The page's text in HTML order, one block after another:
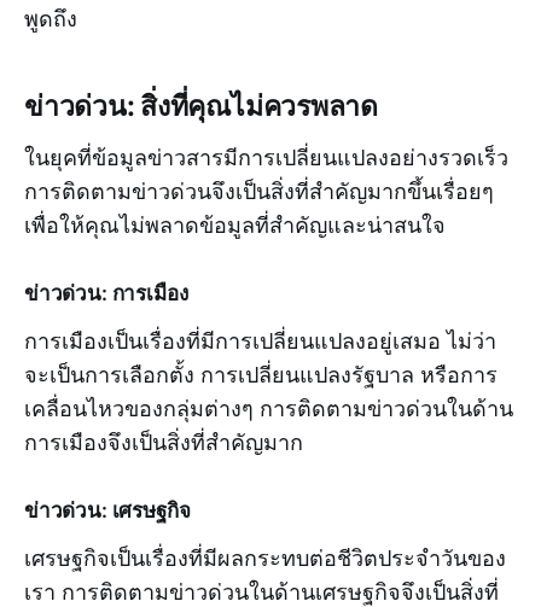
พูดถึง
ข่าวด่วน: สิ่งที่คุณไม่ควรพลาด
ในยุคที่ข้อมูลข่าวสารมีการเปลี่ยนแปลงอย่างรวดเร็ว
การติดตามข่าวด่วนจึงเป็นสิ่งที่สำคัญมากขึ้นเรื่อยๆ
เพื่อให้คุณไม่พลาดข้อมูลที่สำคัญและน่าสนใจ
ข่าวด่วน: การเมือง
การเมืองเป็นเรื่องที่มีการเปลี่ยนแปลงอยู่เสมอ ไม่ว่า
จะเป็นการเลือกตั้ง การเปลี่ยนแปลงรัฐบาล หรือการ
เคลื่อนไหวของกลุ่มต่างๆ การติดตามข่าวด่วนในด้าน
การเมืองจึงเป็นสิ่งที่สำคัญมาก
ข่าวด่วน: เศรษฐกิจ
เศรษฐกิจเป็นเรื่องที่มีผลกระทบต่อชีวิตประจำวันของ
เรา การติดตามข่าวด่วนในด้านเศรษฐกิจจึงเป็นสิ่งที่